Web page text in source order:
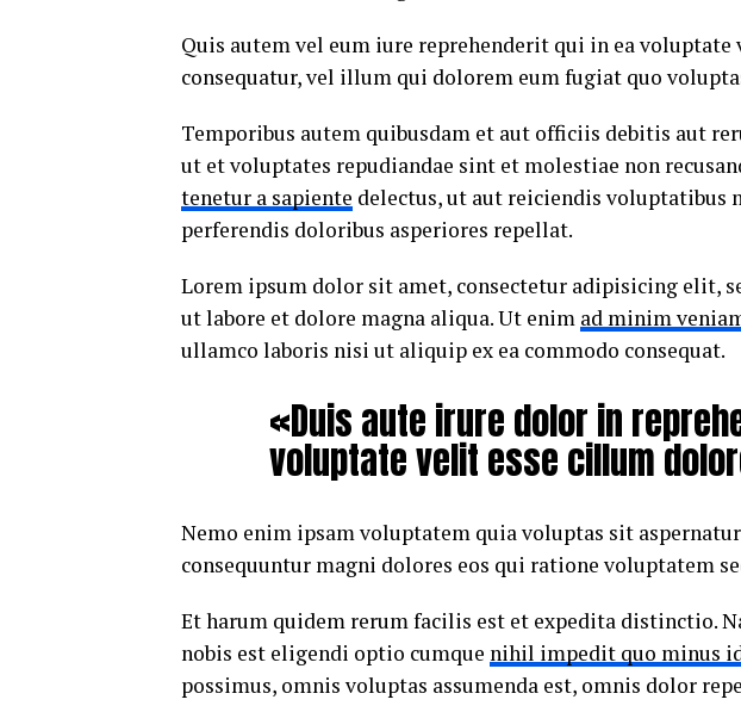
Quis autem vel eum iure reprehenderit qui in ea
consequatur, vel illum qui dolorem eum fugiat quo
Temporibus autem quibusdam et aut officiis debitis aut
ut et voluptates repudiandae sint et molestiae non
tenetur a sapiente delectus, ut aut reiciendis voluptatibus
perferendis doloribus asperiores repellat.
Lorem ipsum dolor sit amet, consectetur adipisicing elit,
ut labore et dolore magna aliqua. Ut enim ad minim
ullamco laboris nisi ut aliquip ex ea commodo consequat.
«Duis aute irure dolor in
voluptate velit esse cillum
Nemo enim ipsam voluptatem quia voluptas sit
consequuntur magni dolores eos qui ratione voluptatem
Et harum quidem rerum facilis est et expedita distinctio.
nobis est eligendi optio cumque nihil impedit quo minus
possimus, omnis voluptas assumenda est, omnis dolor